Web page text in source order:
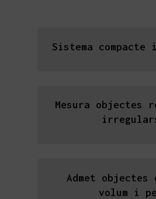
Sistema
Mesura objectes
Admet objectes
volum i